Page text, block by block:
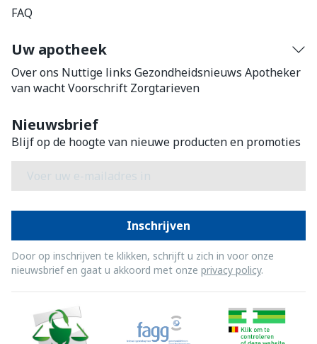
FAQ
Uw apotheek
Over ons Nuttige links Gezondheidsnieuws Apotheker
van wachtVoorschrift Zorgtarieven
Nieuwsbrief
Blijf op de hoogte van nieuwe producten en promoties
Inschrijven
Door op inschrijven te klikken, schrijft u zich in voor onze
nieuwsbrief en gaat u akkoord met onze privacy policy.